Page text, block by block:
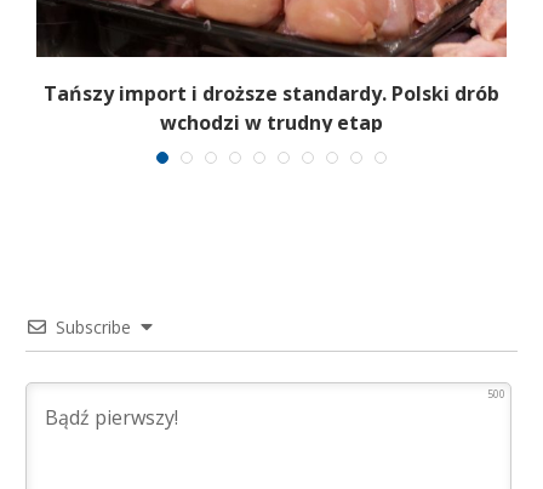
Tańszy import i droższe standardy. Polski drób
wchodzi w trudny etap
Subscribe
500